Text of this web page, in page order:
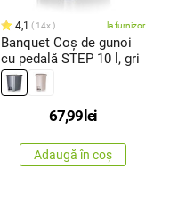
4,1 14x la furnizor
Banquet Coș de gunoi
cu pedală STEP 10 l, gri
67,99 lei
Adaugă în coș